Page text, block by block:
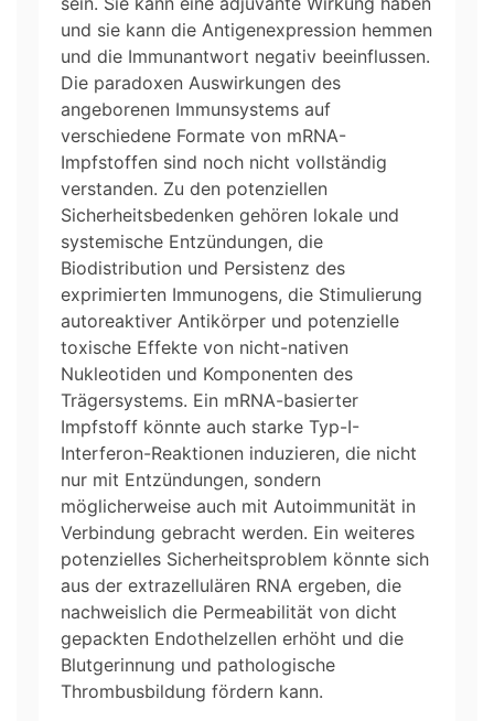
und sie kann die Antigenexpression hemmen
und die Immunantwort negativ beeinflussen.
Die paradoxen Auswirkungen des
angeborenen Immunsystems auf
verschiedene Formate von mRNA-
Impfstoffen sind noch nicht vollständig
verstanden. Zu den potenziellen
Sicherheitsbedenken gehören lokale und
systemische Entzündungen, die
Biodistribution und Persistenz des
exprimierten Immunogens, die Stimulierung
autoreaktiver Antikörper und potenzielle
toxische Effekte von nicht-nativen
Nukleotiden und Komponenten des
Trägersystems. Ein mRNA-basierter
Impfstoff könnte auch starke Typ-I-
Interferon-Reaktionen induzieren, die nicht
nur mit Entzündungen, sondern
möglicherweise auch mit Autoimmunität in
Verbindung gebracht werden. Ein weiteres
potenzielles Sicherheitsproblem könnte sich
aus der extrazellulären RNA ergeben, die
nachweislich die Permeabilität von dicht
gepackten Endothelzellen erhöht und die
Blutgerinnung und pathologische
Thrombusbildung fördern kann.